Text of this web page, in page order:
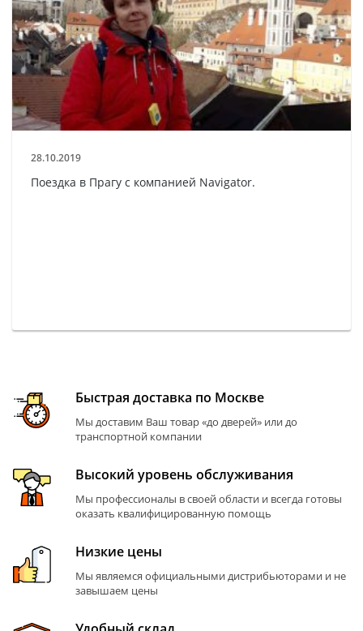
28.10.2019
Поездка в Прагу с компанией Navigator.
Быстрая доставка по Москве
Мы доставим Ваш товар «до дверей» или до
транспортной компании
Высокий уровень обслуживания
Мы профессионалы в своей области и всегда готовы
оказать квалифицированную помощь
Низкие цены
Мы являемся официальными дистрибьюторами и не
завышаем цены